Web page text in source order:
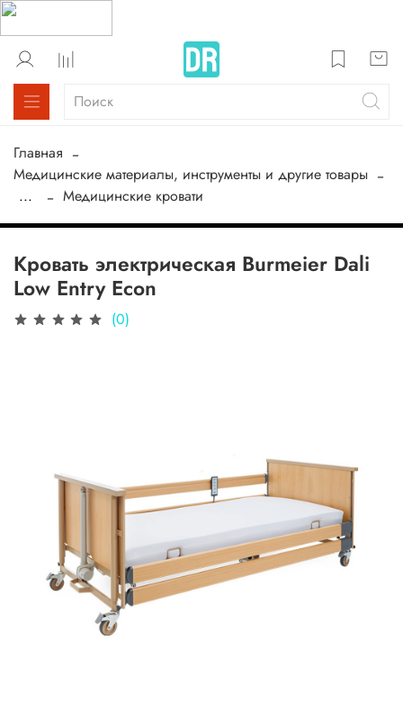
Главная
Медицинские материалы, инструменты и другие товары
...
Медицинские кровати
Кровать электрическая Burmeier Dali
Low Entry Econ
(0)